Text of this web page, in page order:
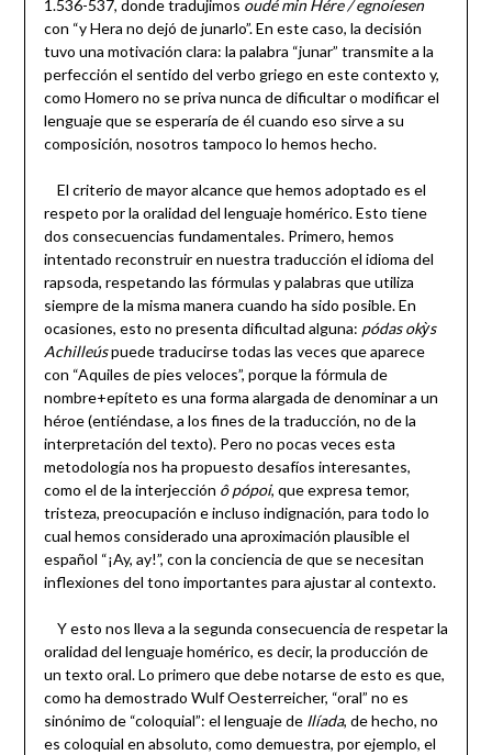
1.536-537, donde tradujimos oudé min Hére / egnoíesen
con “y Hera no dejó de junarlo”. En este caso, la decisión
tuvo una motivación clara: la palabra “junar” transmite a la
perfección el sentido del verbo griego en este contexto y,
como Homero no se priva nunca de dificultar o modificar el
lenguaje que se esperaría de él cuando eso sirve a su
composición, nosotros tampoco lo hemos hecho.
El criterio de mayor alcance que hemos adoptado es el
respeto por la oralidad del lenguaje homérico. Esto tiene
dos consecuencias fundamentales. Primero, hemos
intentado reconstruir en nuestra traducción el idioma del
rapsoda, respetando las fórmulas y palabras que utiliza
siempre de la misma manera cuando ha sido posible. En
ocasiones, esto no presenta dificultad alguna: pódas okỳs
Achilleúspuede traducirse todas las veces que aparece
con “Aquiles de pies veloces”, porque la fórmula de
nombre+epíteto es una forma alargada de denominar a un
héroe (entiéndase, a los fines de la traducción, no de la
interpretación del texto). Pero no pocas veces esta
metodología nos ha propuesto desafíos interesantes,
como el de la interjección ô pópoi, que expresa temor,
tristeza, preocupación e incluso indignación, para todo lo
cual hemos considerado una aproximación plausible el
español “¡Ay, ay!”, con la conciencia de que se necesitan
inflexiones del tono importantes para ajustar al contexto.
Y esto nos lleva a la segunda consecuencia de respetar la
oralidad del lenguaje homérico, es decir, la producción de
un texto oral. Lo primero que debe notarse de esto es que,
como ha demostrado Wulf Oesterreicher, “oral” no es
sinónimo de “coloquial”: el lenguaje de Ilíada, de hecho, no
es coloquial en absoluto, como demuestra, por ejemplo, el